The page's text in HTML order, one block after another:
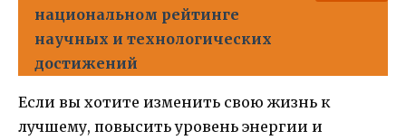
национальном рейтинге
научных и технологических
достижений
Если вы хотите изменить свою жизнь к
лучшему, повысить уровень энергии и